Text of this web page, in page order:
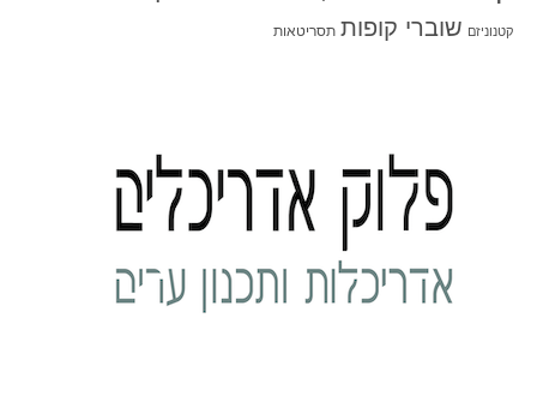
קטנוניזם שוברי קופות תסריטאות